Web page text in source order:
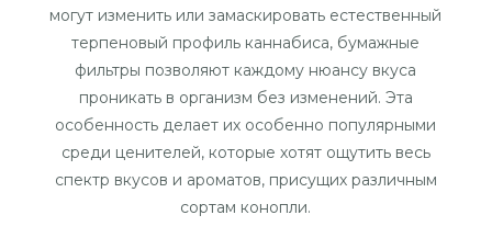
могут изменить или замаскировать естественный
терпеновый профиль каннабиса, бумажные
фильтры позволяют каждому нюансу вкуса
проникать в организм без изменений. Эта
особенность делает их особенно популярными
среди ценителей, которые хотят ощутить весь
спектр вкусов и ароматов, присущих различным
сортам конопли.